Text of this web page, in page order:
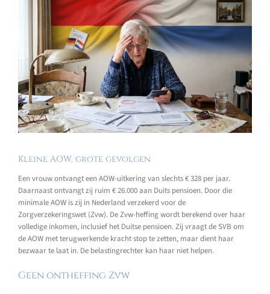
Kleine AOW, grote gevolgen
Een vrouw ontvangt een AOW-uitkering van slechts € 328 per jaar.
Daarnaast ontvangt zij ruim € 26.000 aan Duits pensioen. Door die
minimale AOW is zij in Nederland verzekerd voor de
Zorgverzekeringswet (Zvw). De Zvw-heffing wordt berekend over haar
volledige inkomen, inclusief het Duitse pensioen. Zij vraagt de SVB om
de AOW met terugwerkende kracht stop te zetten, maar dient haar
bezwaar te laat in. De belastingrechter kan haar niet helpen.
Geen ontheffing Zvw